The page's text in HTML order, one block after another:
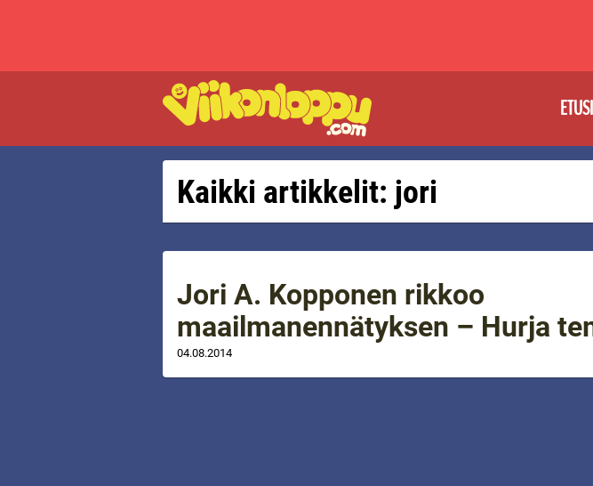
Kaikki artikkelit: jori
Jori A. Kopponen rikkoo
maailmanennätyksen – Hurja
04.08.2014